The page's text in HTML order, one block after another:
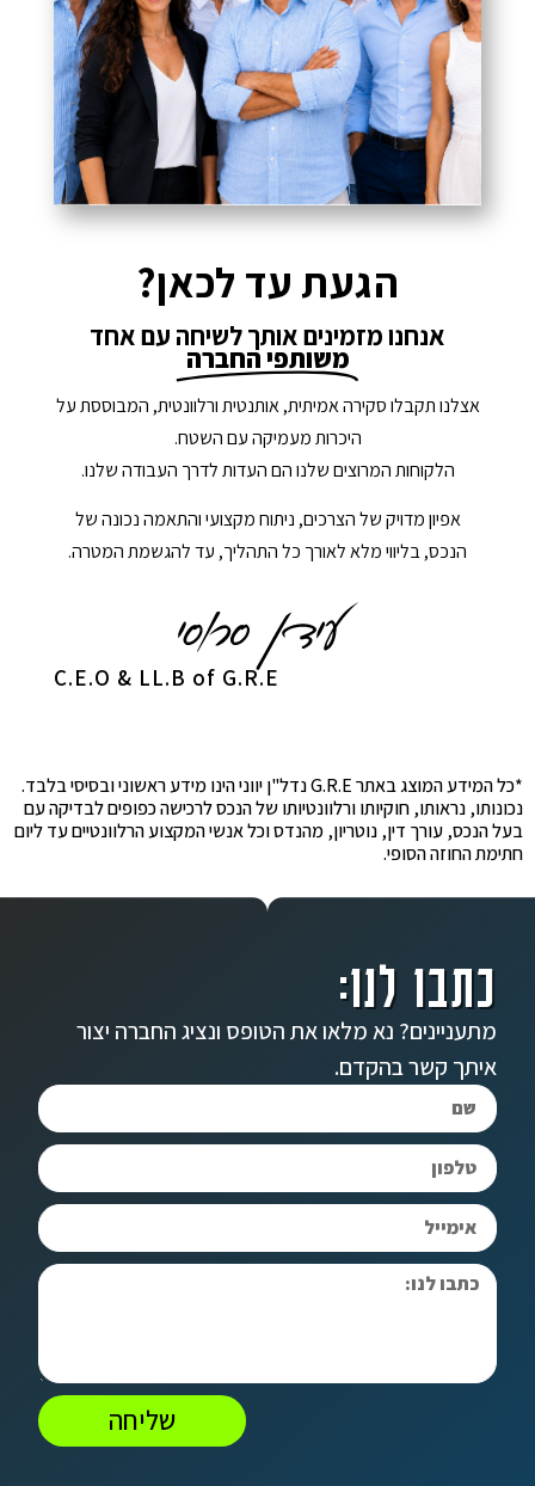
הגעת עד לכאן?
אנחנו מזמינים אותך לשיחה עם אחד
משותפי החברה
אצלנו תקבלו סקירה אמיתית, אותנטית ורלוונטית, המבוססת על
היכרות מעמיקה עם השטח.
הלקוחות המרוצים שלנו הם העדות לדרך העבודה שלנו.
אפיון מדויק של הצרכים, ניתוח מקצועי והתאמה נכונה של
הנכס, בליווי מלא לאורך כל התהליך, עד להגשמת המטרה.
C.E.O & LL.B of G.R.E
*כל המידע המוצג באתר G.R.E נדל"ן יווני הינו מידע ראשוני ובסיסי בלבד.
נכונותו, נראותו, חוקיותו ורלוונטיותו של הנכס לרכישה כפופים לבדיקה עם
בעל הנכס, עורך דין, נוטריון, מהנדס וכל אנשי המקצוע הרלוונטיים עד ליום
חתימת החוזה הסופי.
כתבו לנו:
מתעניינים? נא מלאו את הטופס ונציג החברה יצור
איתך קשר בהקדם.
שליחה